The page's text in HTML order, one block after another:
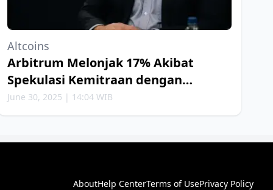
Altcoins
Arbitrum Melonjak 17% Akibat
Spekulasi Kemitraan dengan
Robinhood
June 30, 2025 | 14:04 WIB
AboutHelp CenterTerms of UsePrivacy Policy